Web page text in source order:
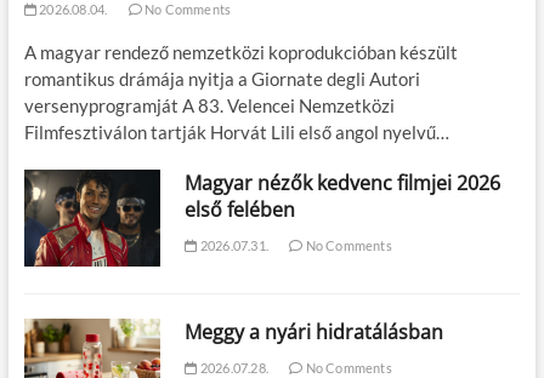
2026.08.04. No Comments
A magyar rendező nemzetközi koprodukcióban készült
romantikus drámája nyitja a Giornate degli Autori
versenyprogramját A 83. Velencei Nemzetközi
Filmfesztiválon tartják Horvát Lili első angol nyelvű…
Magyar nézők kedvenc filmjei 2026
első felében
2026.07.31. No Comments
Meggy a nyári hidratálásban
2026.07.28. No Comments